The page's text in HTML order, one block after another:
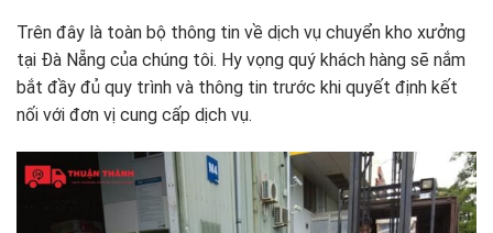
Trên đây là toàn bộ thông tin về dịch vụ chuyển kho xưởng
tại Đà Nẵng của chúng tôi. Hy vọng quý khách hàng sẽ nắm
bắt đầy đủ quy trình và thông tin trước khi quyết định kết
nối với đơn vị cung cấp dịch vụ.